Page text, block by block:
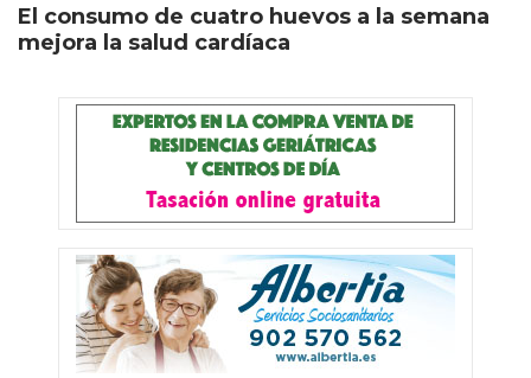
El consumo de cuatro huevos a la semana
mejora la salud cardíaca